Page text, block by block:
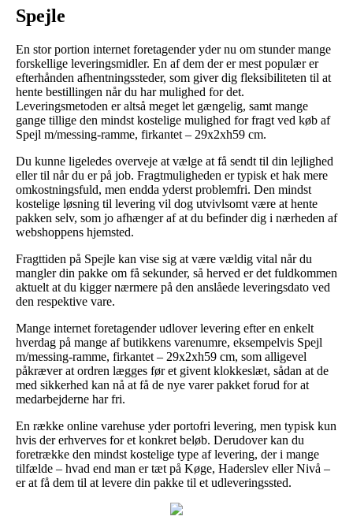
Spejle
En stor portion internet foretagender yder nu om stunder mange
forskellige leveringsmidler. En af dem der er mest populær er
efterhånden afhentningssteder, som giver dig fleksibiliteten til at
hente bestillingen når du har mulighed for det.
Leveringsmetoden er altså meget let gængelig, samt mange
gange tillige den mindst kostelige mulighed for fragt ved køb af
Spejl m/messing-ramme, firkantet – 29x2xh59 cm.
Du kunne ligeledes overveje at vælge at få sendt til din lejlighed
eller til når du er på job. Fragtmuligheden er typisk et hak mere
omkostningsfuld, men endda yderst problemfri. Den mindst
kostelige løsning til levering vil dog utvivlsomt være at hente
pakken selv, som jo afhænger af at du befinder dig i nærheden af
webshoppens hjemsted.
Fragttiden på Spejle kan vise sig at være vældig vital når du
mangler din pakke om få sekunder, så herved er det fuldkommen
aktuelt at du kigger nærmere på den anslåede leveringsdato ved
den respektive vare.
Mange internet foretagender udlover levering efter en enkelt
hverdag på mange af butikkens varenumre, eksempelvis Spejl
m/messing-ramme, firkantet – 29x2xh59 cm, som alligevel
påkræver at ordren lægges før et givent klokkeslæt, sådan at de
med sikkerhed kan nå at få de nye varer pakket forud for at
medarbejderne har fri.
En række online varehuse yder portofri levering, men typisk kun
hvis der erhverves for et konkret beløb. Derudover kan du
foretrække den mindst kostelige type af levering, der i mange
tilfælde – hvad end man er tæt på Køge, Haderslev eller Nivå –
er at få dem til at levere din pakke til et udleveringssted.